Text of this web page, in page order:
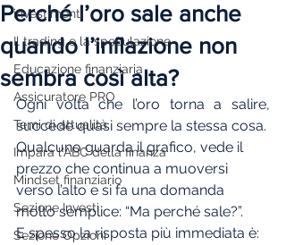
investimenti
Il trading e la speculazione
Educazione finanziaria
Assicuratore PRO
Temi di attualità
Impara l'ABC della finanza
Mindset finanziario
Sezione Investi
Sezione Opzioni
Perché l’oro sale anche
quando l’inflazione non
sembra così alta?
Ogni volta che l’oro torna a salire,
succede quasi sempre la stessa cosa.
Qualcuno guarda il grafico, vede il
prezzo che continua a muoversi
verso l’alto e si fa una domanda
molto semplice: “Ma perché sale?”.
E spesso la risposta più immediata è: